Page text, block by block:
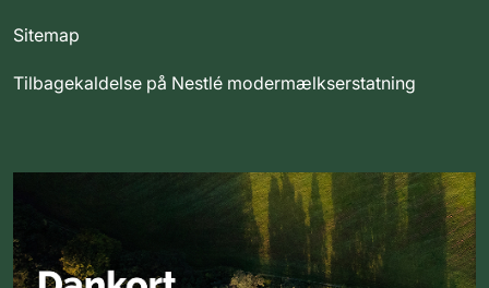
Sitemap
Tilbagekaldelse på Nestlé modermælkserstatning